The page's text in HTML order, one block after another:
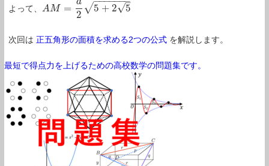
よって、 AM =
2
5 + 2 5
–
√
√
AM= 25 +2 5
次回は 正五角形の面積を求める2つの公式 を解説します。
最短で得点力を上げるための高校数学の問題集です。